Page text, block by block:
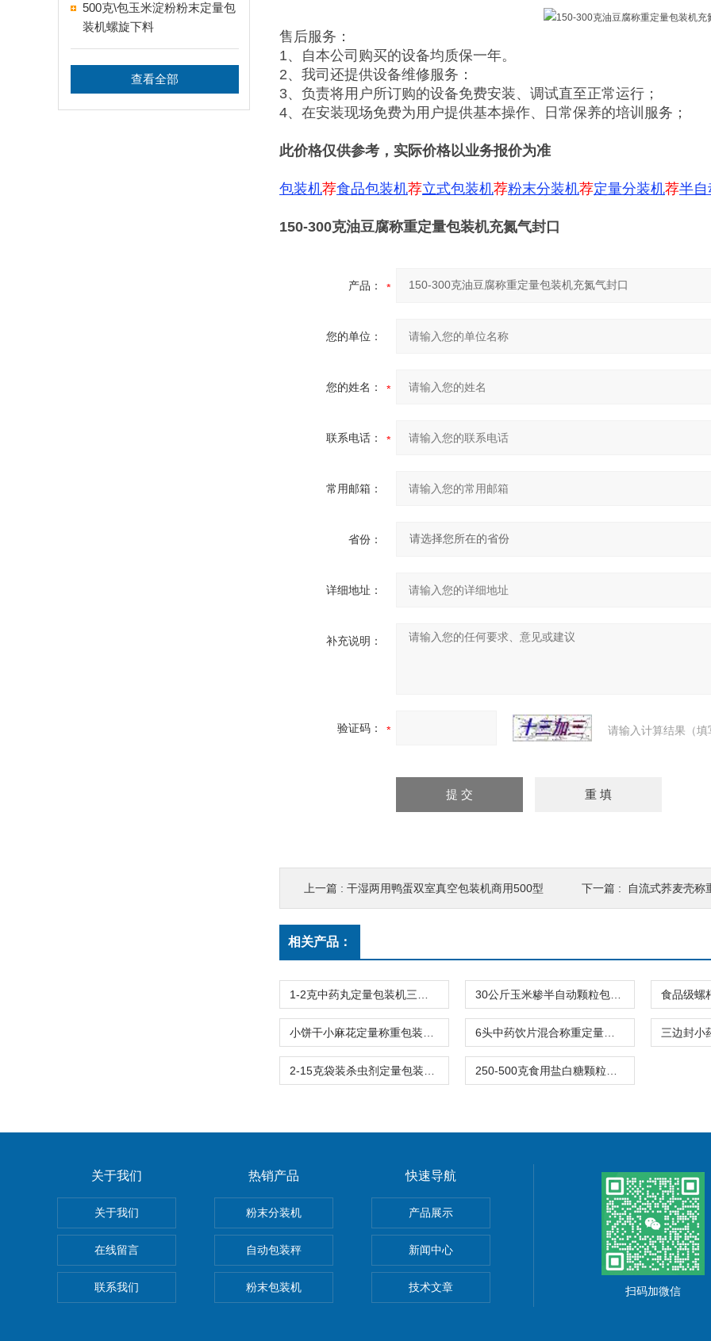
500克\包玉米淀粉粉末定量包
装机螺旋下料
查看全部
售后服务：
1、自本公司购买的设备均质保一年。
2、我司还提供设备维修服务：
3、负责将用户所订购的设备免费安装、调试直至正常运行；
4、在安装现场免费为用户提供基本操作、日常保养的培训服务；
此价格仅供参考，实际价格以业务报价为准
包装机荐食品包装机荐立式包装机荐粉末分装机荐定量分装机荐半自
150-300克油豆腐称重定量包装机充氮气封口
产品：
您的单位：
您的姓名：
联系电话：
常用邮箱：
省份：
详细地址：
补充说明：
验证码： 请输入计算结果（
上一篇 : 干湿两用鸭蛋双室真空包装机商用500型 下一篇 : 自流式荞麦壳称
相关产品：
关于我们
关于我们
在线留言
联系我们
热销产品
粉末分装机
自动包装秤
粉末包装机
快速导航
产品展示
新闻中心
技术文章 扫码加微信